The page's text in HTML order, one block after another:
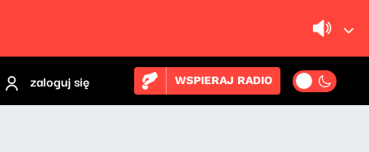
zaloguj się WSPIERAJ RADIO